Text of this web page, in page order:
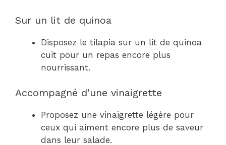
Sur un lit de quinoa
Disposez le tilapia sur un lit de quinoa
cuit pour un repas encore plus
nourrissant.
Accompagné d’une vinaigrette
Proposez une vinaigrette légère pour
ceux qui aiment encore plus de saveur
dans leur salade.